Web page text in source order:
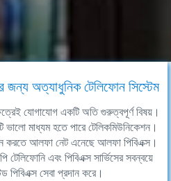
জন্য অত্যাধুনিক টেলিফোন সিস্টেম
যোগাযোগ একটি অতি গুরুত্বপূর্ণ বিষয়।
ভালো মাধ্যম হতে পারে টেলিকমিউনিকেশন।
করতে আলফা নেট এনেছে আলফা পিবিএক্স।
এবং পিবিএক্স সার্ভিসের সবন্বয়ে
পিবিএক্স সেবা প্রদান করে।